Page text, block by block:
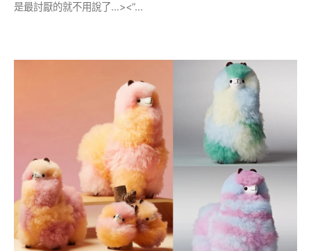
是最討厭的就不用說了…><”…